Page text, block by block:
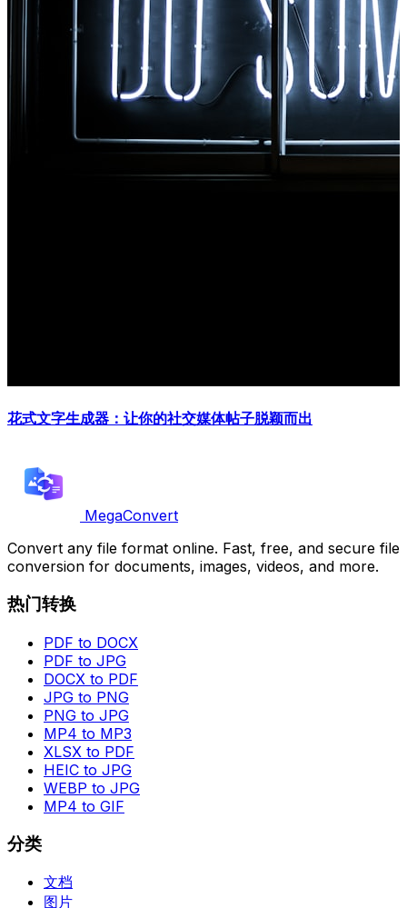
花式文字生成器：让你的社交媒体帖子脱颖而出
MegaConvert
Convert any file format online. Fast, free, and secure file
conversion for documents, images, videos, and more.
热门转换
PDF to DOCX
PDF to JPG
DOCX to PDF
JPG to PNG
PNG to JPG
MP4 to MP3
XLSX to PDF
HEIC to JPG
WEBP to JPG
MP4 to GIF
分类
文档
图片